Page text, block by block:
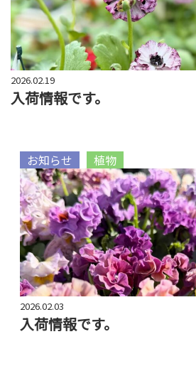
2026.02.19
入荷情報です。
お知らせ 植物
2026.02.03
入荷情報です。